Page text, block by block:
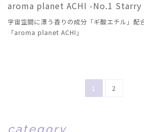
aroma planet ACHI -No.1 Starry
宇宙空間に漂う香りの成分「ギ酸エチル」配
「aroma planet ACHI」
1 2
category